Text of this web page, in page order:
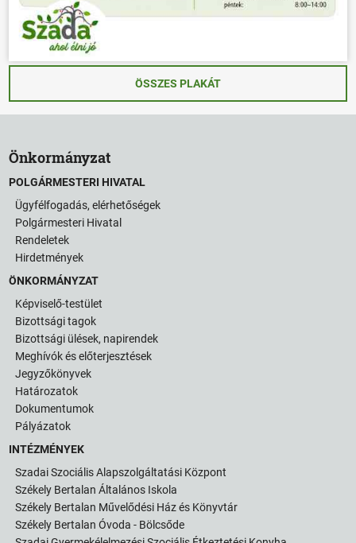
ÖSSZES PLAKÁT
Önkormányzat
POLGÁRMESTERI HIVATAL
Ügyfélfogadás, elérhetőségek
Polgármesteri Hivatal
Rendeletek
Hirdetmények
ÖNKORMÁNYZAT
Képviselő-testület
Bizottsági tagok
Bizottsági ülések, napirendek
Meghívók és előterjesztések
Jegyzőkönyvek
Határozatok
Dokumentumok
Pályázatok
INTÉZMÉNYEK
Szadai Szociális Alapszolgáltatási Központ
Székely Bertalan Általános Iskola
Székely Bertalan Művelődési Ház és Könyvtár
Székely Bertalan Óvoda - Bölcsőde